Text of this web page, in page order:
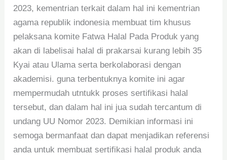
2023, kementrian terkait dalam hal ini kementrian
agama republik indonesia membuat tim khusus
pelaksana komite Fatwa Halal Pada Produk yang
akan di labelisai halal di prakarsai kurang lebih 35
Kyai atau Ulama serta berkolaborasi dengan
akademisi. guna terbentuknya komite ini agar
mempermudah utntukk proses sertifikasi halal
tersebut, dan dalam hal ini jua sudah tercantum di
undang UU Nomor 2023. Demikian informasi ini
semoga bermanfaat dan dapat menjadikan referensi
anda untuk membuat sertifikasi halal produk anda